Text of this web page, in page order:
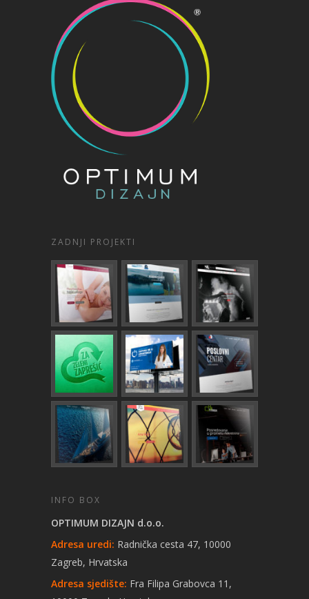
ZADNJI PROJEKTI
INFO BOX
OPTIMUM DIZAJN d.o.o.
Adresa uredi: Radnička cesta 47, 10000
Zagreb, Hrvatska
Adresa sjedište: Fra Filipa Grabovca 11,